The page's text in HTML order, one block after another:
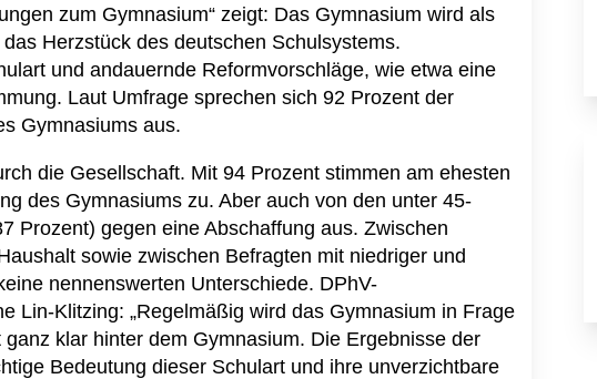
zum Gymnasium“ zeigt: Das Gymnasium wird als
Herzstück des deutschen Schulsystems.
und andauernde Reformvorschläge, wie etwa eine
Laut Umfrage sprechen sich 92 Prozent der
Gymnasiums aus.
die Gesellschaft. Mit 94 Prozent stimmen am ehesten
des Gymnasiums zu. Aber auch von den unter 45-
Prozent) gegen eine Abschaffung aus. Zwischen
sowie zwischen Befragten mit niedriger und
nennenswerten Unterschiede. DPhV-
Lin-Klitzing: „Regelmäßig wird das Gymnasium in Frage
klar hinter dem Gymnasium. Die Ergebnisse der
Bedeutung dieser Schulart und ihre unverzichtbare